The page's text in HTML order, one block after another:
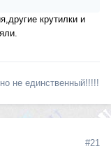
крутилки и
не единственный!!!!!
#21